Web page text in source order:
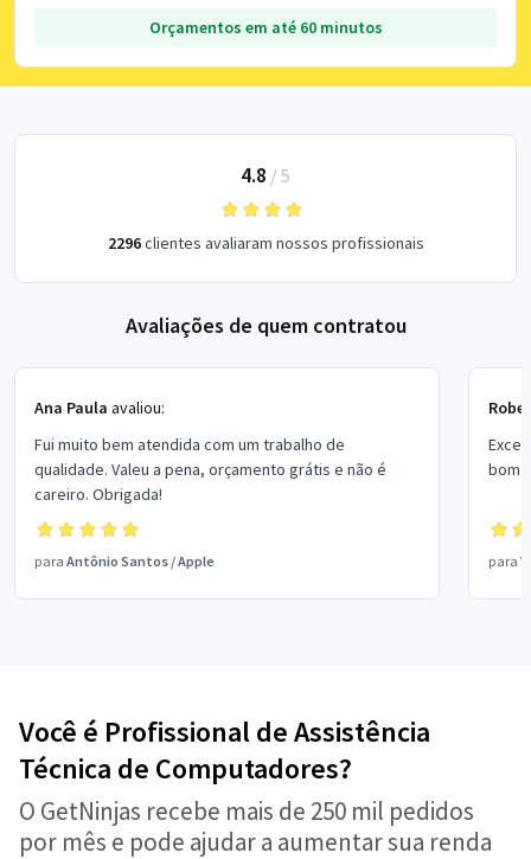
Orçamentos em até 60 minutos
4.8 / 5
2296clientes avaliaram nossos profissionais
Avaliações de quem contratou
Ana Paula avaliou:
Fui muito bem atendida com um trabalho de
qualidade. Valeu a pena, orçamento grátis e não é
careiro. Obrigada!
para Antônio Santos /Apple
bom
para
Você é Profissional de Assistência
Técnica de Computadores?
O GetNinjas recebe mais de 250 mil pedidos
por mês e pode ajudar a aumentar sua renda